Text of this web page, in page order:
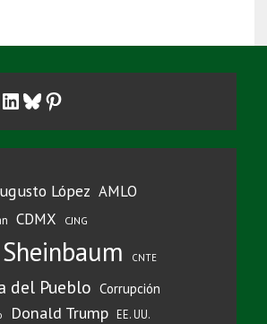
LinkedIn
Bluesky
Pinterest
López AMLO
CDMX CJNG
CNTE
del Pueblo Corrupción
Donald Trump EE. UU.